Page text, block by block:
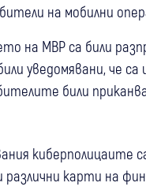
на мобилни
на МВР са били
уведомявани, че
били
киберполицаите
карти на